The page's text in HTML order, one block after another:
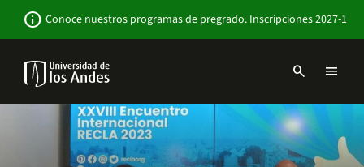
contenido
info Conoce nuestros programas de pregrado. Inscripciones 2027-1
Navbar
-
Sitio
Institucional
search menu